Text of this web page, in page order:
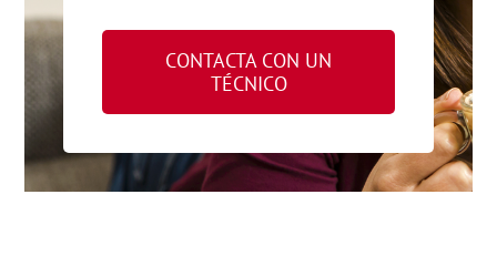
CONTACTA CON UN
TÉCNICO